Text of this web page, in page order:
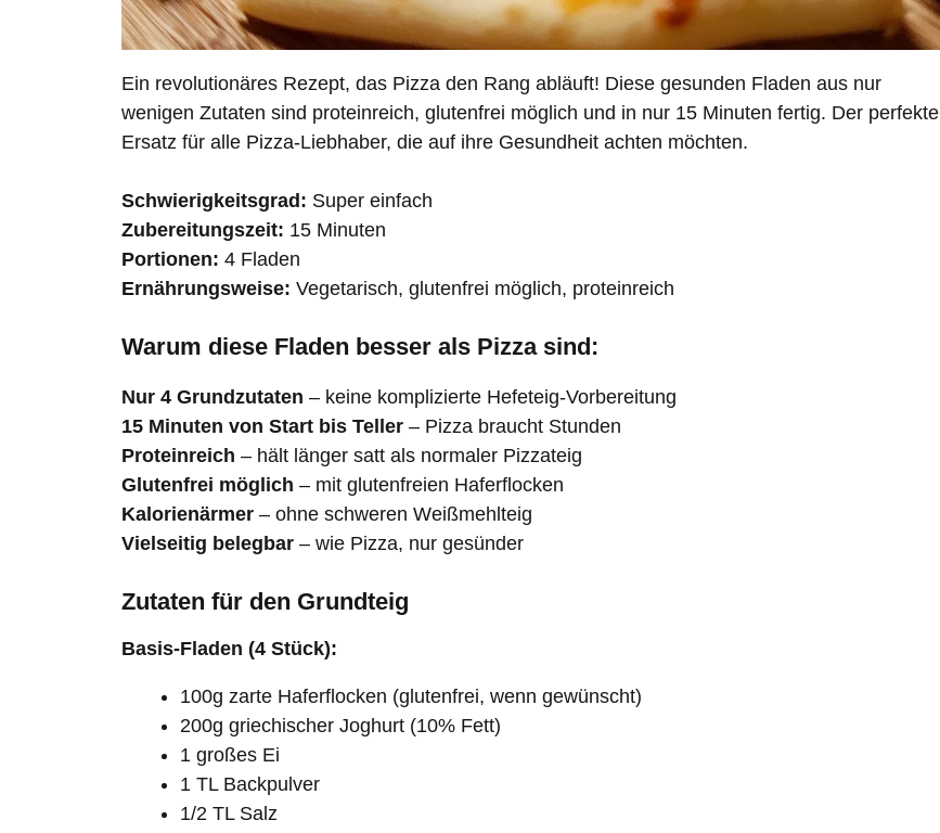
Ein revolutionäres Rezept, das Pizza den Rang abläuft! Diese gesunden Fladen aus nur
wenigen Zutaten sind proteinreich, glutenfrei möglich und in nur 15 Minuten fertig. Der perfekte
Ersatz für alle Pizza-Liebhaber, die auf ihre Gesundheit achten möchten.
Schwierigkeitsgrad: Super einfach
Zubereitungszeit: 15 Minuten
Portionen: 4 Fladen
Ernährungsweise: Vegetarisch, glutenfrei möglich, proteinreich
Warum diese Fladen besser als Pizza sind:
Nur 4 Grundzutaten – keine komplizierte Hefeteig-Vorbereitung
15 Minuten von Start bis Teller – Pizza braucht Stunden
Proteinreich – hält länger satt als normaler Pizzateig
Glutenfrei möglich – mit glutenfreien Haferflocken
Kalorienärmer – ohne schweren Weißmehlteig
Vielseitig belegbar – wie Pizza, nur gesünder
Zutaten für den Grundteig
Basis-Fladen (4 Stück):
100g zarte Haferflocken (glutenfrei, wenn gewünscht)
200g griechischer Joghurt (10% Fett)
1 großes Ei
1 TL Backpulver
1/2 TL Salz